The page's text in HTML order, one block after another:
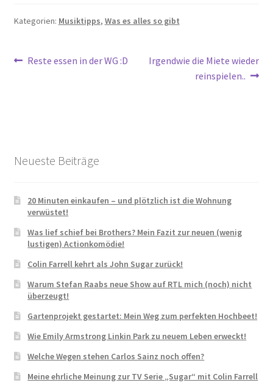
Kategorien: Musiktipps, Was es alles so gibt
Beitragsnavigation
Vorheriger
Reste essen in der WG :D
Nächster
Irgendwie die Miete wieder
reinspielen..
Neueste Beiträge
20 Minuten einkaufen – und plötzlich ist die Wohnung
verwüstet!
Was lief schief bei Brothers? Mein Fazit zur neuen (wenig
lustigen) Actionkomödie!
Colin Farrell kehrt als John Sugar zurück!
Warum Stefan Raabs neue Show auf RTL mich (noch) nicht
überzeugt!
Gartenprojekt gestartet: Mein Weg zum perfekten Hochbeet!
Wie Emily Armstrong Linkin Park zu neuem Leben erweckt!
Welche Wegen stehen Carlos Sainz noch offen?
Meine ehrliche Meinung zur TV Serie „Sugar“ mit Colin Farrell